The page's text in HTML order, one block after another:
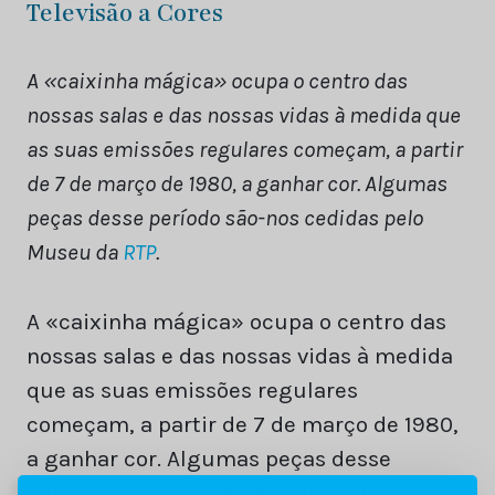
Televisão a Cores
A «caixinha mágica» ocupa o centro das
nossas salas e das nossas vidas à medida que
as suas emissões regulares começam, a partir
de 7 de março de 1980, a ganhar cor. Algumas
peças desse período são-nos cedidas pelo
Museu da RTP.
A «caixinha mágica» ocupa o centro das
nossas salas e das nossas vidas à medida
que as suas emissões regulares
começam, a partir de 7 de março de 1980,
a ganhar cor. Algumas peças desse